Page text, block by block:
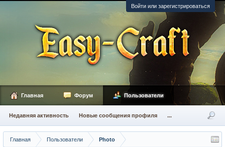
Войти или зарегистрироваться
Главная Пользователи Photo
Главная Форум Пользователи
Недавняя активность Новые сообщения профиля ...